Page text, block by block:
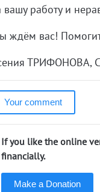
вашу работу и
ждём вас!
ТРИФОНОВА,
Your comment
If you like the online
financially.
Make a Donation